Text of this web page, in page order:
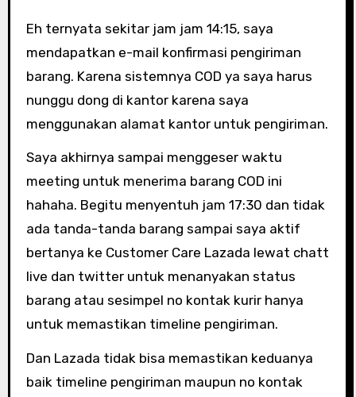
Eh ternyata sekitar jam jam 14:15, saya
mendapatkan e-mail konfirmasi pengiriman
barang. Karena sistemnya COD ya saya harus
nunggu dong di kantor karena saya
menggunakan alamat kantor untuk pengiriman.
Saya akhirnya sampai menggeser waktu
meeting untuk menerima barang COD ini
hahaha. Begitu menyentuh jam 17:30 dan tidak
ada tanda-tanda barang sampai saya aktif
bertanya ke Customer Care Lazada lewat chatt
live dan twitter untuk menanyakan status
barang atau sesimpel no kontak kurir hanya
untuk memastikan timeline pengiriman.
Dan Lazada tidak bisa memastikan keduanya
baik timeline pengiriman maupun no kontak